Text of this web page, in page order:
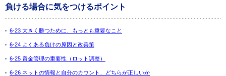
負ける場合に気をつけるポイント
6-23 大きく勝つために、もっとも重要なこと
6-24 よくある負けの原因と改善策
6-25 資金管理の重要性（ロット調整）
6-26 ネットの情報と自分のカウント、どちらが正しいか